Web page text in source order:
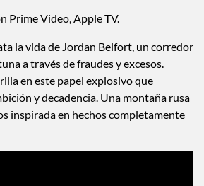
Prime Video, Apple TV.
la vida de Jordan Belfort, un corredor
a través de fraudes y excesos.
en este papel explosivo que
y decadencia. Una montaña rusa
inspirada en hechos completamente